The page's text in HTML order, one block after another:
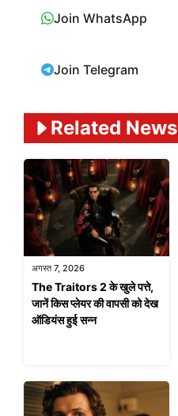
Join WhatsApp
Join Telegram
Related News
अगस्त 7, 2026
The Traitors 2 के खुले पत्ते,
जानें किस प्लेयर की वापसी को देख
ऑडियंस हुई सन्न